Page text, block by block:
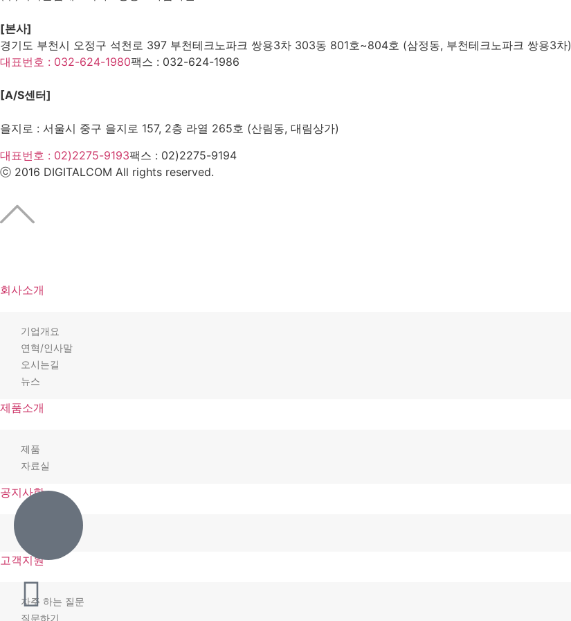
[본사]
경기도 부천시 오정구 석천로 397 부천테크노파크 쌍용3차 303동 801호~804호 (삼정동, 부천테크노파크 쌍용3차)
대표번호 : 032-624-1980팩스 : 032-624-1986
[A/S센터]
을지로 : 서울시 중구 을지로 157, 2층 라열 265호 (산림동, 대림상가)
대표번호 : 02)2275-9193팩스 : 02)2275-9194​
ⓒ 2016 DIGITALCOM All rights reserved.
회사소개
기업개요
연혁/인사말
오시는길
뉴스
제품소개
제품
자료실
공지사항
고객지원
자주 하는 질문
질문하기